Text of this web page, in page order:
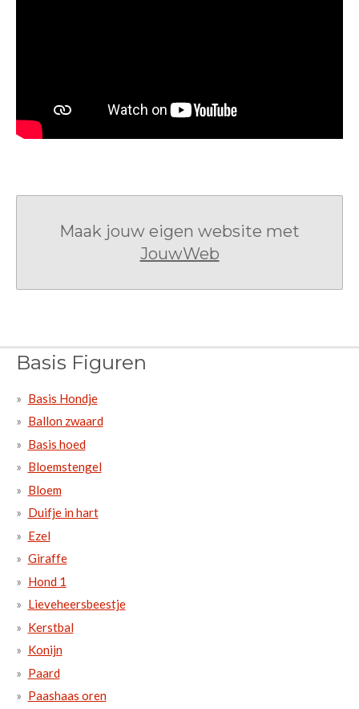
Maak jouw eigen website met
JouwWeb
Basis Figuren
Basis Hondje
Ballon zwaard
Basis hoed
Bloemstengel
Bloem
Duifje in hart
Ezel
Giraffe
Hond 1
Lieveheersbeestje
Kerstbal
Konijn
Paard
Paashaas oren